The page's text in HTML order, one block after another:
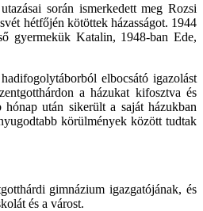
során ismerkedett meg Rozsi
hétfőjén kötöttek házasságot. 1944
gyermekük Katalin, 1948-ban Ede,
elbocsátó igazolást
a házukat kifosztva és
után sikerült a saját házukban
körülmények között tudtak
gimnázium igazgatójának, és
és a várost.